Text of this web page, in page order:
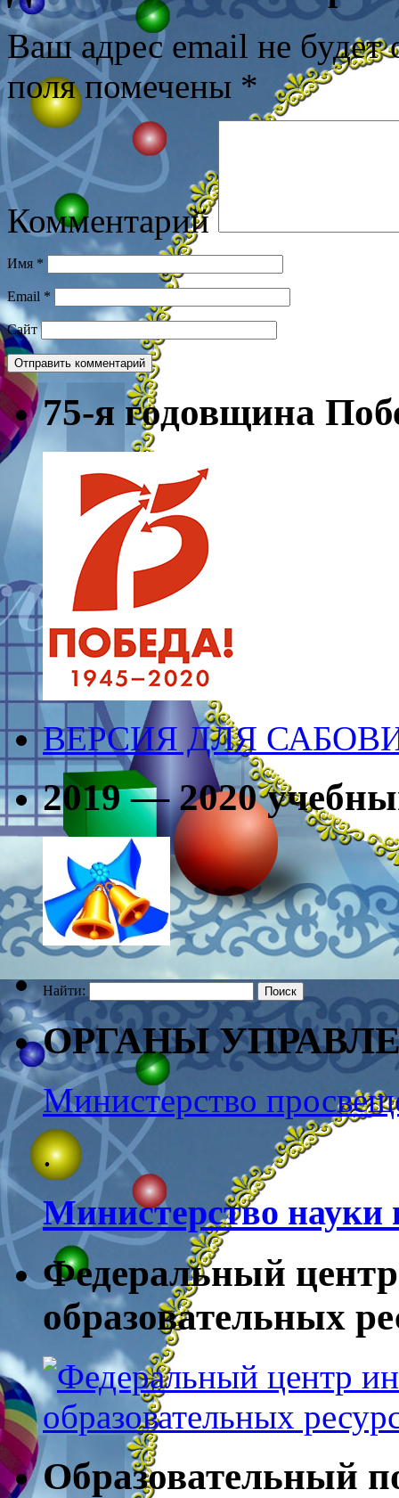
Ваш адрес email не будет
поля помечены *
Комментарий
Имя *
Email *
Сайт
75-я годовщина
ВЕРСИЯ ДЛЯ
2019 — 2020
Найти:
ОРГАНЫ
Министерство
.
Министерство
Федеральный
образовательных
Образовательный